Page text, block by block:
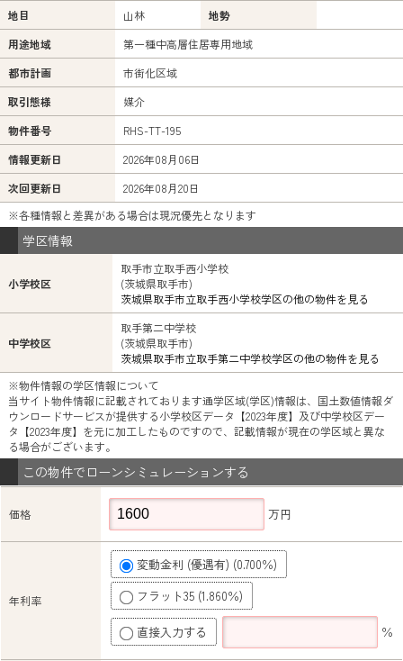
地目
山林
地勢
用途地域
第一種中高層住居専用地域
都市計画
市街化区域
取引態様
媒介
物件番号
RHS-TT-195
情報更新日
2026年08月06日
次回更新日
2026年08月20日
※各種情報と差異がある場合は現況優先となります
学区情報
小学校区
取手市立取手西小学校
(茨城県取手市)
茨城県取手市立取手西小学校学区の他の物件を見る
中学校区
取手第二中学校
(茨城県取手市)
茨城県取手市立取手第二中学校学区の他の物件を見る
※物件情報の学区情報について
当サイト物件情報に記載されております通学区域(学区)情報は、国土数値情報ダ
ウンロードサービスが提供する小学校区データ【2023年度】及び中学校区デー
タ【2023年度】を元に加工したものですので、記載情報が現在の学区域と異な
る場合がございます。
この物件でローンシミュレーションする
価格 万円
年利率
変動金利 (優遇有) (0.700％)
フラット35 (1.860％)
直接入力する ％